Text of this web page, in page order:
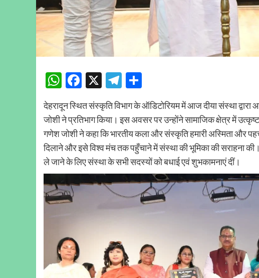
WhatsApp
Facebook
X Telegram
देहरादून स्थित संस्कृति विभाग के ऑडिटोरियम में आज दीया संस्था द्वारा
जोशी ने प्रतिभाग किया। इस अवसर पर उन्होंने सामाजिक क्षेत्र में
गणेश जोशी ने कहा कि भारतीय कला और संस्कृति हमारी अस्मिता और
दिलाने और इसे विश्व मंच तक पहुँचाने में संस्था की भूमिका की सराहना
ले जाने के लिए संस्था के सभी सदस्यों को बधाई एवं शुभकामनाएं दीं।